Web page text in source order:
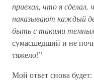
приехал, что я сделал,
наказывают каждый
быть с такими
сумасшедший и не
тяжело!”
Мой ответ снова